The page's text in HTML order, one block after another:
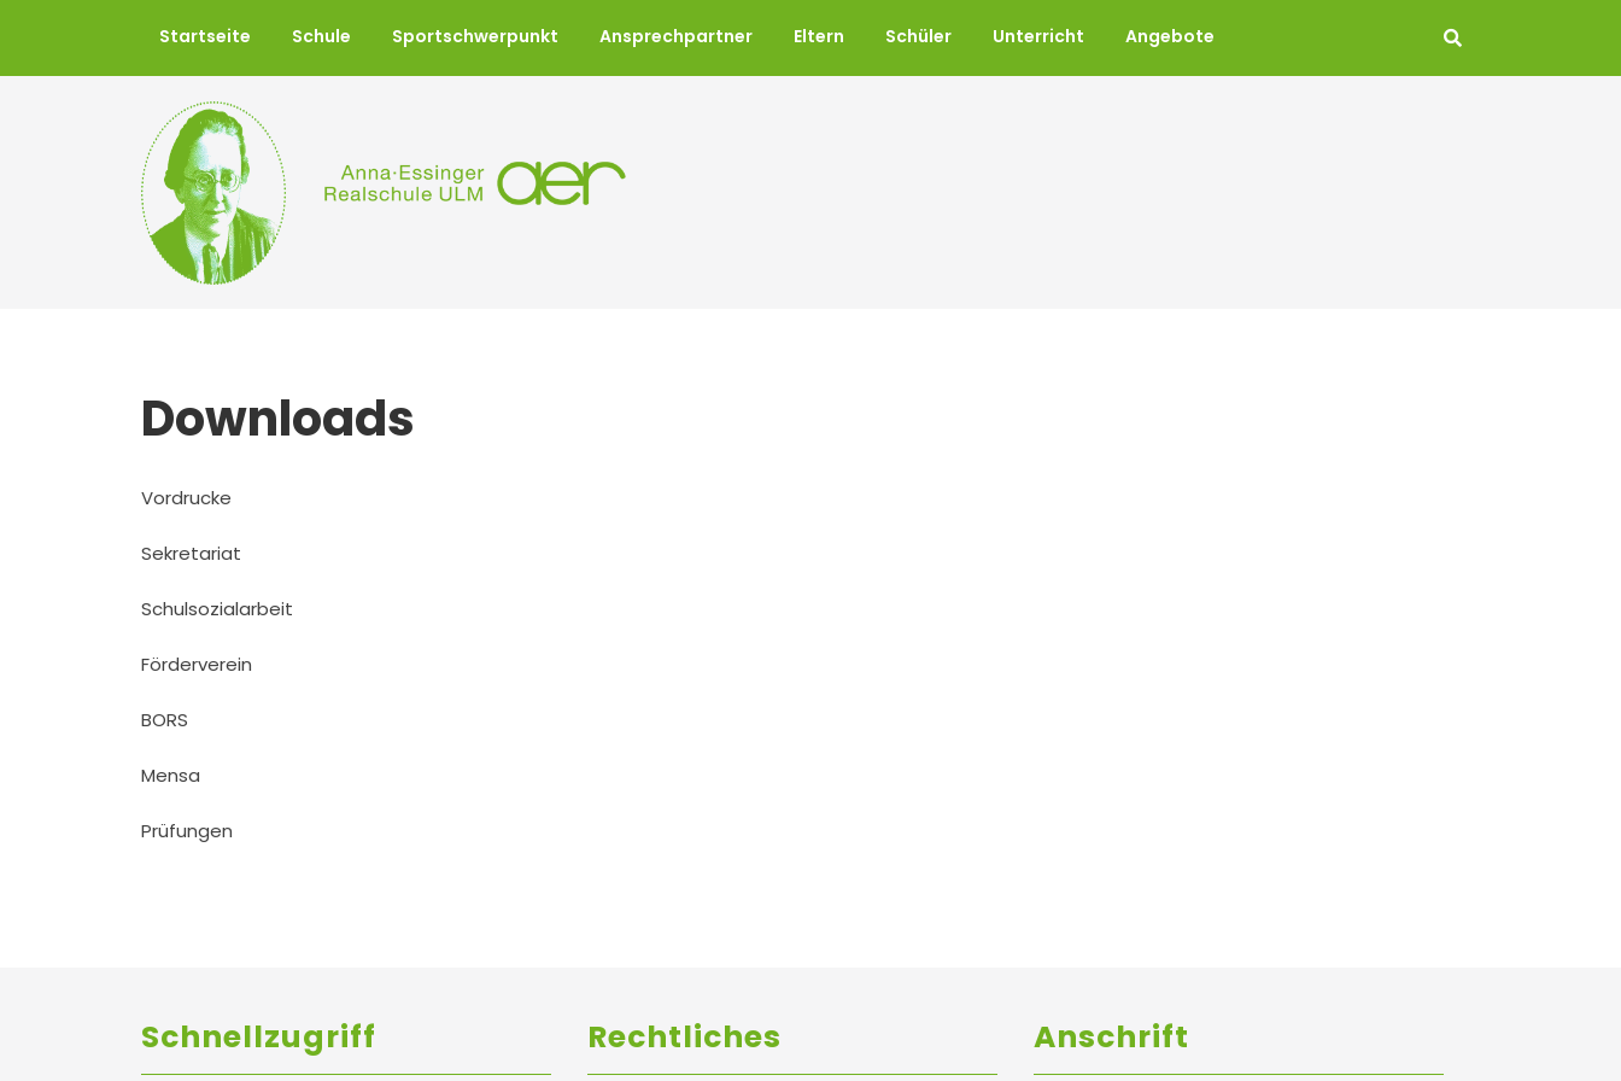
Startseite Schule Sportschwerpunkt Ansprechpartner Eltern Schüler Unterricht Angebote
Downloads
Vordrucke
Sekretariat
Schulsozialarbeit
Förderverein
BORS
Mensa
Prüfungen
Schnellzugriff Rechtliches Anschrift